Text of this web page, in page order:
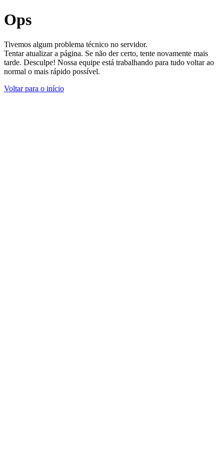
Ops
Tivemos algum problema técnico no servidor.
Tentar atualizar a página. Se não der certo, tente novamente mais
tarde. Desculpe! Nossa equipe está trabalhando para tudo voltar ao
normal o mais rápido possível.
Voltar para o início